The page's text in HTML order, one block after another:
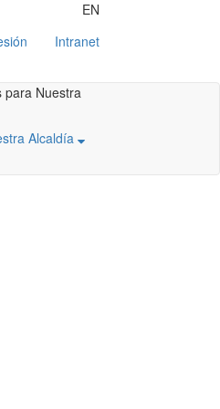
EN
Intranet
Alcaldía